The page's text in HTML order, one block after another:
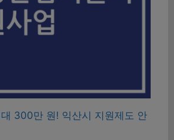
300만 원! 익산시 지원제도 안